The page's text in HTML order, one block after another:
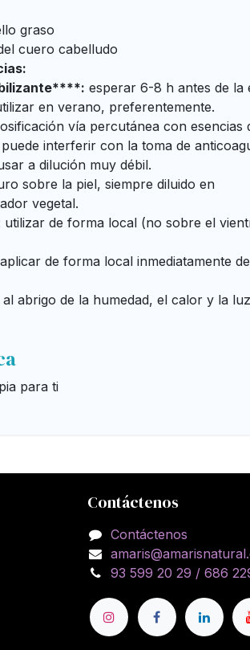
graso
cuero cabelludo
esperar 6-8 h antes de la
en verano, preferentemente.
vía percutánea con esencias
interferir con la toma de
a dilución muy débil.
sobre la piel, siempre diluido en
vegetal.
utilizar de forma local (no sobre el
de forma local inmediatamente
abrigo de la humedad, el calor y la
para ti
Contáctenos
Contáctenos
93 599 20 29 / 686